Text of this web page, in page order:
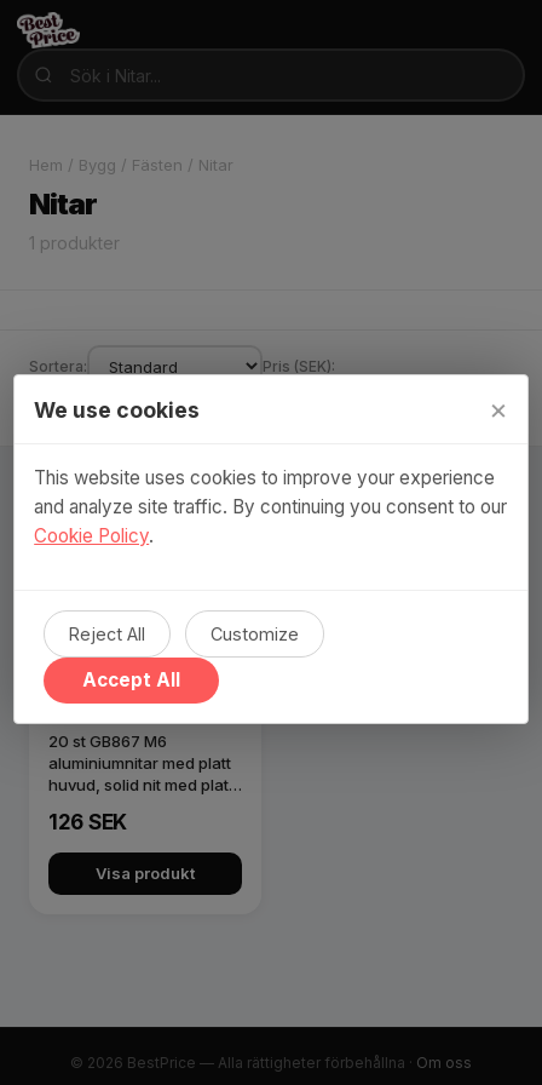
Hem / Bygg / Fästen / Nitar
Nitar
1 produkter
Sortera: Pris (SEK):
–
20 st GB867 M6
aluminiumnitar med platt
huvud, solid nit med platt
126 SEK
Visa produkt
© 2026 BestPrice — Alla rättigheter förbehållna · Om oss
We use cookies ×
This website uses cookies to improve your experience
and analyze site traffic. By continuing you consent to our
Cookie Policy.
Reject All Customize
Accept All